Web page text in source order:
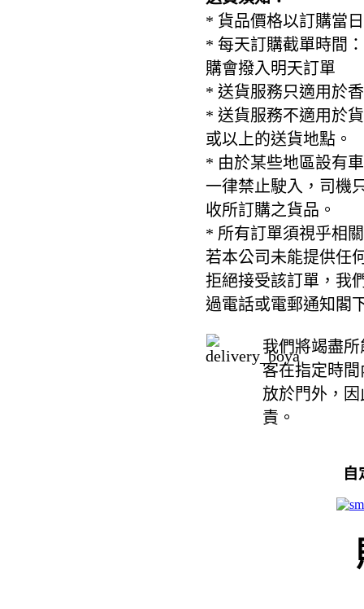
* 貨品價格以訂購當
* 每天訂購截單時間
購會撥入明天訂單
* 送貨服務只適用於
* 送貨服務不適用於
或以上的送貨地點。
* 由於某些地區設有
一律禁止駛入，司機
收所訂購之貨品。
* 所有訂單須視乎相
若本公司未能提供任
拒絕接受該訂單，我
過電話或電郵通知閣
我們將竭盡
客在指定時
放於門外，
責。
自